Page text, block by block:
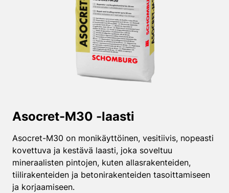
Asocret-M30 -laasti
Asocret-M30 on monikäyttöinen, vesitiivis, nopeasti
kovettuva ja kestävä laasti, joka soveltuu
mineraalisten pintojen, kuten allasrakenteiden,
tiilirakenteiden ja betonirakenteiden tasoittamiseen
ja korjaamiseen.